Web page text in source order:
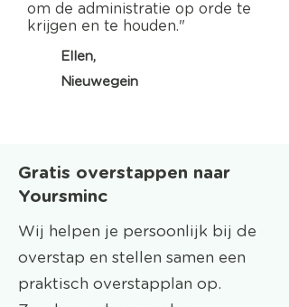
om de administratie op orde te
krijgen en te houden."
Ellen,
Nieuwegein
Gratis overstappen naar
Yoursminc
Wij helpen je persoonlijk bij de
overstap en stellen samen een
praktisch overstapplan op.